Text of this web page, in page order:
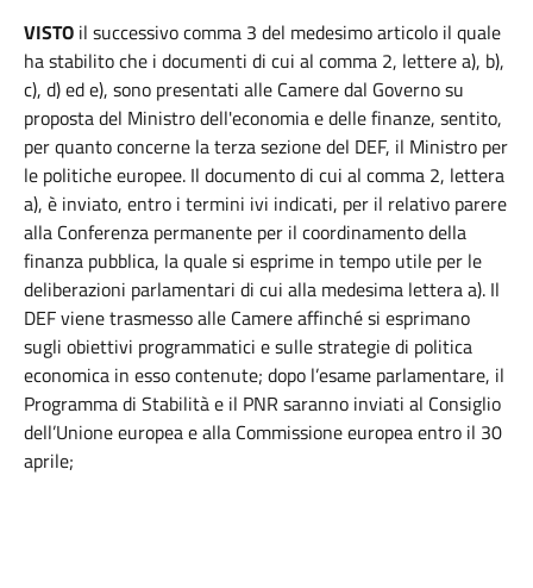
VISTO il successivo comma 3 del medesimo articolo il quale
ha stabilito che i documenti di cui al comma 2, lettere a), b),
c), d) ed e), sono presentati alle Camere dal Governo su
proposta del Ministro dell'economia e delle finanze, sentito,
per quanto concerne la terza sezione del DEF, il Ministro per
le politiche europee. Il documento di cui al comma 2, lettera
a), è inviato, entro i termini ivi indicati, per il relativo parere
alla Conferenza permanente per il coordinamento della
finanza pubblica, la quale si esprime in tempo utile per le
deliberazioni parlamentari di cui alla medesima lettera a). Il
DEF viene trasmesso alle Camere affinché si esprimano
sugli obiettivi programmatici e sulle strategie di politica
economica in esso contenute; dopo l’esame parlamentare, il
Programma di Stabilità e il PNR saranno inviati al Consiglio
dell’Unione europea e alla Commissione europea entro il 30
aprile;